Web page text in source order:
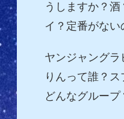
うしますか？
イ？定番がな
ヤンジャングラ
りんって誰？
どんなグループ